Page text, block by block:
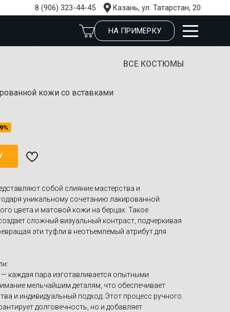
8 (906) 323-44-45 Казань, ул. Татарстан, 20
НА ПРИМЕРКУ
ВСЕ КОСТЮМЫ
кожи со вставками
собой слияние мастерства и
уникальному сочетанию лакированной
цвета и матовой кожи на берцах. Такое
сложный визуальный контраст, подчеркивая
эти туфли в неотъемлемый атрибут для
— каждая пара изготавливается опытными
мельчайшим деталям, что обеспечивает
и индивидуальный подход. Этот процесс ручного
долговечность, но и добавляет